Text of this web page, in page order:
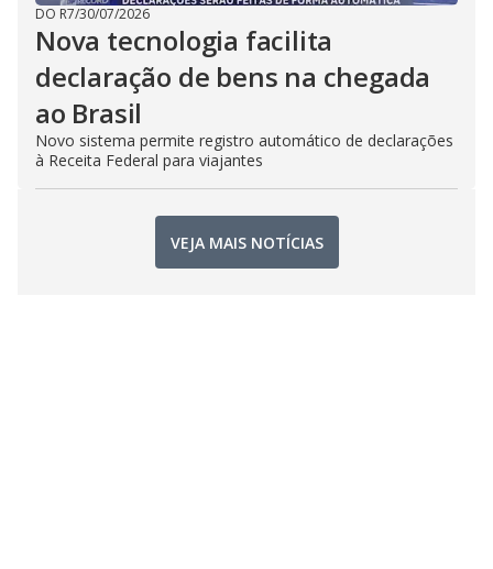
DO R7/30/07/2026
Nova tecnologia facilita
declaração de bens na chegada
ao Brasil
Novo sistema permite registro automático de declarações
à Receita Federal para viajantes
VEJA MAIS NOTÍCIAS